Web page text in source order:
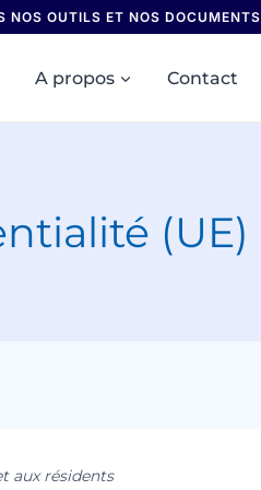
NOS OUTILS ET NOS DOCUMENTS
A propos Contact
(UE)
aux résidents